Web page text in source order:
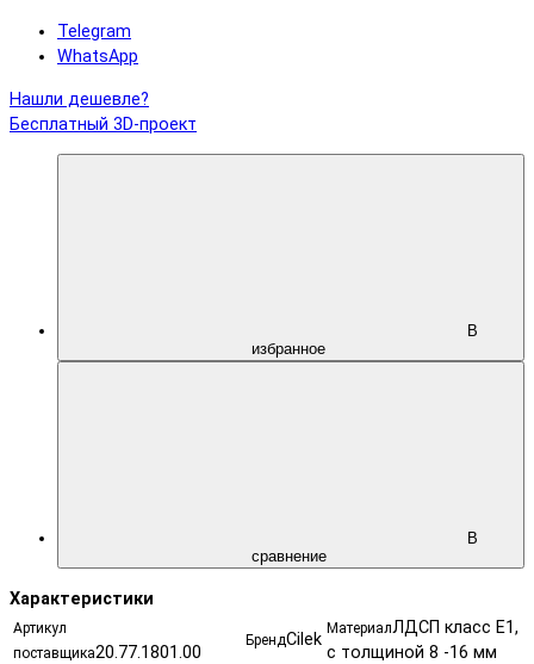
Telegram
WhatsApp
Нашли дешевле?
Бесплатный 3D-проект
В
избранное
В
сравнение
Характеристики
Артикул
поставщика20.77.1801.00
БрендCilek
МатериалЛДСП класс Е1,
с толщиной 8 -16 мм